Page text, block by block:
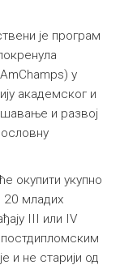
је програм
у
академског и
и развој
окупити укупно
20 младих
III или IV
постдипломским
и не старији од